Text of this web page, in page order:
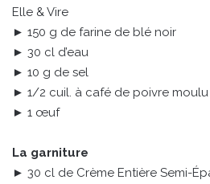
Elle & Vire
► 150 g de farine de blé noir
► 30 cl d’eau
► 10 g de sel
► 1/2 cuil. à café de poivre moulu
► 1 œuf
La garniture
► 30 cl de Crème Entière Semi-